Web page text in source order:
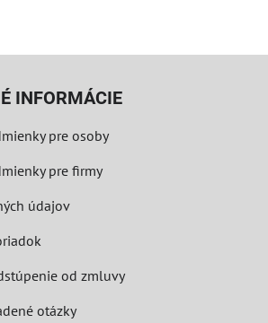
INFORMÁCIE
pre osoby
pre firmy
údajov
od zmluvy
otázky